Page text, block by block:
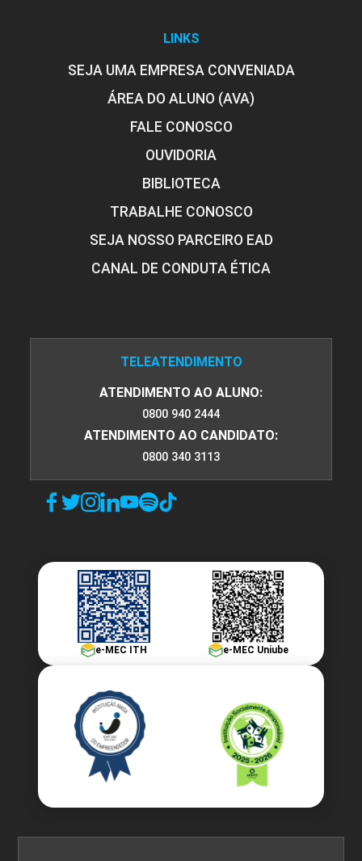
LINKS
SEJA UMA EMPRESA CONVENIADA
ÁREA DO ALUNO (AVA)
FALE CONOSCO
OUVIDORIA
BIBLIOTECA
TRABALHE CONOSCO
SEJA NOSSO PARCEIRO EAD
CANAL DE CONDUTA ÉTICA
TELEATENDIMENTO
ATENDIMENTO AO ALUNO:
0800 940 2444
ATENDIMENTO AO CANDIDATO:
0800 340 3113
e-MEC ITH e-MEC Uniube